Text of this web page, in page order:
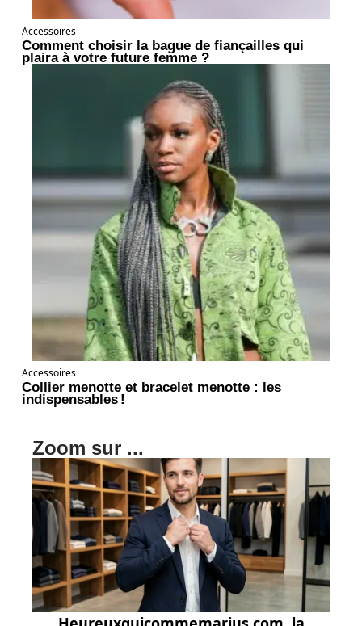
Accessoires
Comment choisir la bague de fiançailles qui
plaira à votre future femme ?
Accessoires
Collier menotte et bracelet menotte : les
indispensables !
Zoom sur ...